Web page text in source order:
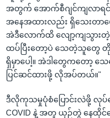
အတွက် အောက်စီဂျင်ကျလာ
အနေအထားလည်း ရှိသေးတာပ
အဲဒီလောက်ထိ လျော့ကျသွားတဲ့
ထပ်ပြီးတော့ပဲ သေတဲ့သူတွေ တို
ရှိမှာပေါ့။ အဲဒါတွေကတော့ သေ
ပြင်ဆင်ထားဖို့ လိုအပ်တယ်။"
ဒီလိုကုသမှုပုံစံပြောင်းလဲဖို့ လုပ်
COVID နဲ့ အတူ ယှဉ်တွဲ နေထိုင်ရ